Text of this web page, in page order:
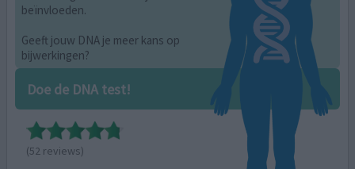
beïnvloeden.
Geeft jouw DNA je meer kans op
bijwerkingen?
Doe de DNA test!
(52 reviews)